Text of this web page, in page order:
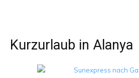
Kurzurlaub in Alanya